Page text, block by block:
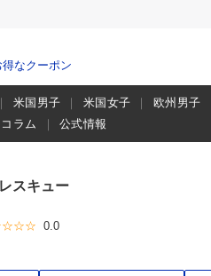
なクーポン
米国男子 米国女子
欧州男子
コラム 公式情報
スキュー
0.0